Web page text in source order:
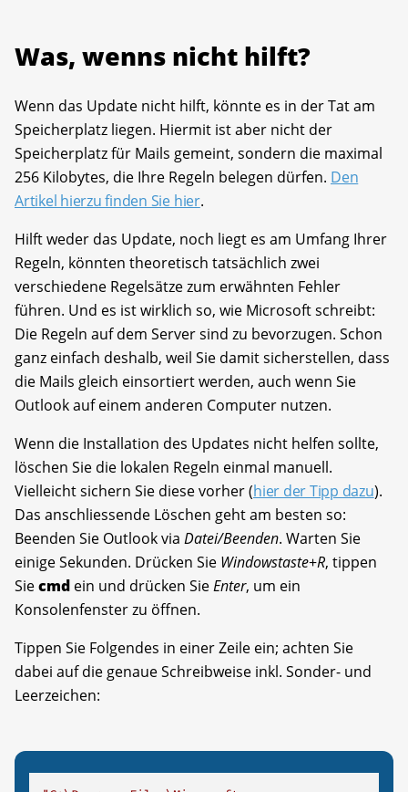
Was, wenns nicht hilft?
Wenn das Update nicht hilft, könnte es in der Tat am
Speicherplatz liegen. Hiermit ist aber nicht der
Speicherplatz für Mails gemeint, sondern die maximal
256 Kilobytes, die Ihre Regeln belegen dürfen. Den
Artikel hierzu finden Sie hier.
Hilft weder das Update, noch liegt es am Umfang Ihrer
Regeln, könnten theoretisch tatsächlich zwei
verschiedene Regelsätze zum erwähnten Fehler
führen. Und es ist wirklich so, wie Microsoft schreibt:
Die Regeln auf dem Server sind zu bevorzugen. Schon
ganz einfach deshalb, weil Sie damit sicherstellen, dass
die Mails gleich einsortiert werden, auch wenn Sie
Outlook auf einem anderen Computer nutzen.
Wenn die Installation des Updates nicht helfen sollte,
löschen Sie die lokalen Regeln einmal manuell.
Vielleicht sichern Sie diese vorher (hier der Tipp dazu).
Das anschliessende Löschen geht am besten so:
Beenden Sie Outlook via Datei/Beenden. Warten Sie
einige Sekunden. Drücken Sie Windowstaste+R, tippen
Siecmd ein und drücken SieEnter, um ein
Konsolenfenster zu öffnen.
Tippen Sie Folgendes in einer Zeile ein; achten Sie
dabei auf die genaue Schreibweise inkl. Sonder- und
Leerzeichen: